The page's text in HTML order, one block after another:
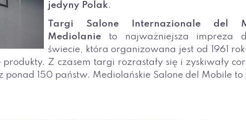
jedyny Polak.
Targi Salone Internazionale del
Mediolanie to najważniejsza impreza
świecie, która organizowana jest od 1961
Z czasem targi rozrastały się i zyskiwały
150 państw. Mediolańskie Salone del Mobile